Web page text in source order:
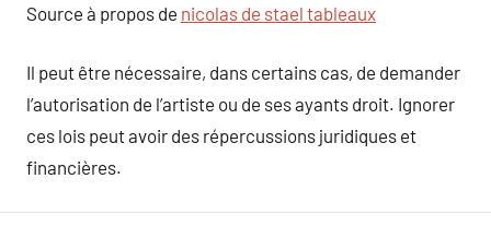
Source à propos de nicolas de stael tableaux
Il peut être nécessaire, dans certains cas, de demander
l’autorisation de l’artiste ou de ses ayants droit. Ignorer
ces lois peut avoir des répercussions juridiques et
financières.